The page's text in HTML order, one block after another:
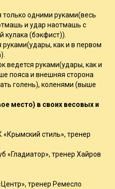
только одними руками(весь
и удар наотмашь с
кулака (бэкфист)).
руками(удары, как и в первом
ведется руками(удары, как и
пояса и внешняя сторона
голень), коленями (выше
место) в своих весовых и
стиль», тренер
«Гладиатор», тренер Хайров
тренер Ремесло